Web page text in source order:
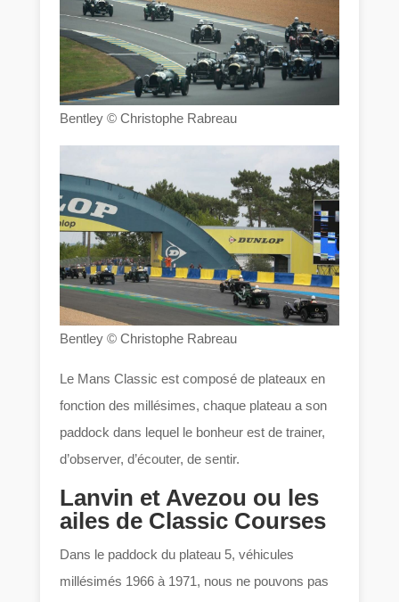
Bentley © Christophe Rabreau
Bentley © Christophe Rabreau
Le Mans Classic est composé de plateaux en
fonction des millésimes, chaque plateau a son
paddock dans lequel le bonheur est de trainer,
d’observer, d’écouter, de sentir.
Lanvin et Avezou ou les
ailes de Classic Courses
Dans le paddock du plateau 5, véhicules
millésimés 1966 à 1971, nous ne pouvons pas